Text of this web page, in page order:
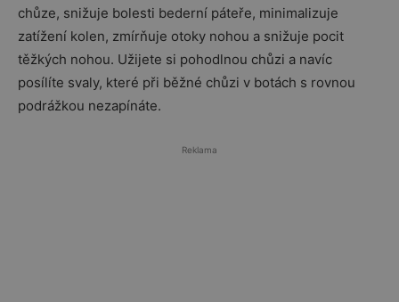
chůze, snižuje bolesti bederní páteře, minimalizuje
zatížení kolen, zmírňuje otoky nohou a snižuje pocit
těžkých nohou. Užijete si pohodlnou chůzi a navíc
posílíte svaly, které při běžné chůzi v botách s rovnou
podrážkou nezapínáte.
Reklama